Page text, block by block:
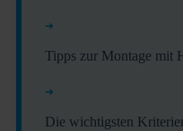
➜
Tipps zur Montage mit
➜
Die wichtigsten